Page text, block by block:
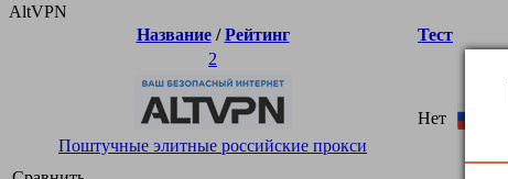
AltVPN
Название/Рейтинг Тест
2
Поштучные элитные российские прокси
Нет